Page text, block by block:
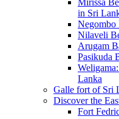
Mirissa
in Sri
Negombo
Nilaveli
Arugam
Pasikuda
Lanka
Galle fort of Sri
Discover the
Fort